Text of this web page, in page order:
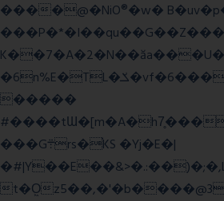
����@�NiO®�w�
���P�*�I��qu��G��Z���
�6n%E�TL�ݎ�vf�6���i�6>��4|x�E�Ź"
�����
���G܊rs�֗KS �Yj�E�|
t�O͖